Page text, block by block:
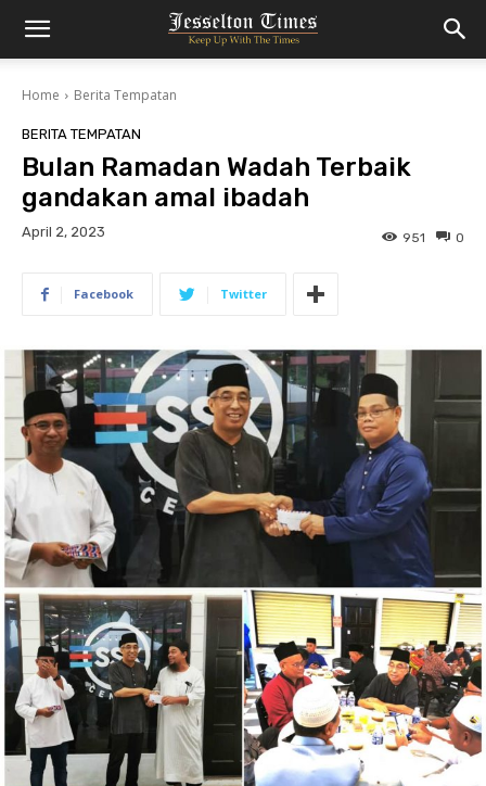
Home Berita Tempatan
BERITA TEMPATAN
Bulan Ramadan Wadah Terbaik
gandakan amal ibadah
April 2, 2023 0
951
Facebook Twitter